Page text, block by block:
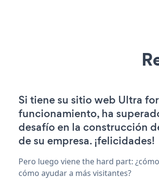
Si tiene su sitio web Ultra
funcionamiento, ha
desafío en la construcción
de su empresa. ¡felicidades!
Pero luego viene the hard part:
cómo ayudar a más visitantes?